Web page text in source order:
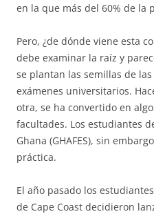
en la que más del 60% de la
Pero, ¿de dónde viene esta
debe examinar la raíz y
se plantan las semillas de
exámenes universitarios.
otra, se ha convertido en
facultades. Los estudiantes
Ghana (GHAFES), sin
práctica.
El año pasado los
de Cape Coast decidieron